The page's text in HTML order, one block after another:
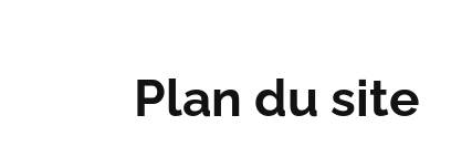
Plan du site